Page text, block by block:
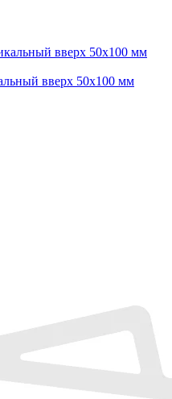
вверх 50х100 мм